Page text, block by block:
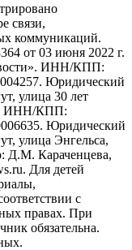
связи,
коммуникаций.
от 03 июня 2022 г.
ИНН/КПП:
Юридический
улица 30 лет
ИНН/КПП:
Юридический
улица Энгельса,
Д.М. Караченцева,
Для детей
с
правах. При
обязательна.